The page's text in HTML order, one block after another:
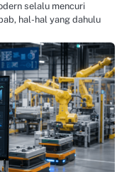
selalu mencuri
hal-hal yang dahulu